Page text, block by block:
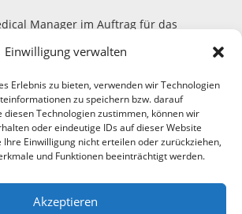
Einwilligung verwalten
Erlebnis zu bieten, verwenden wir Technologien
zu speichern bzw. darauf
diesen Technologien zustimmen, können wir
oder eindeutige IDs auf dieser Website
Ihre Einwilligung nicht erteilen oder zurückziehen,
und Funktionen beeinträchtigt werden.
Akzeptieren
Manager im Auftrag für das
Str. 7, 40668 Meerbusch
0